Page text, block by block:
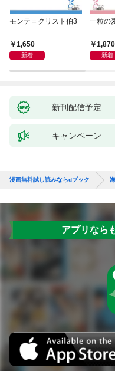
モンテ＝クリスト伯3
1,650
新着
一粒の
1,870
新着
新刊配信予定
キャンペーン
漫画無料試し読みならdブック
アプリなら